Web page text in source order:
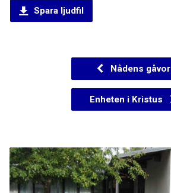
Spara ljudfil
Nådens gåvor
Enheten i Kristus